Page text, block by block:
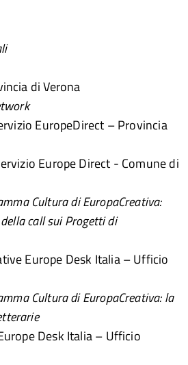
di Verona
EuropeDirect – Provincia
Europe Direct - Comune di
Cultura di EuropaCreativa:
call sui Progetti di
Europe Desk Italia – Ufficio
Cultura di EuropaCreativa: la
Desk Italia – Ufficio